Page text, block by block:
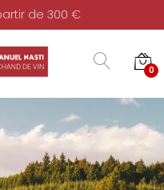
de 300 €
0